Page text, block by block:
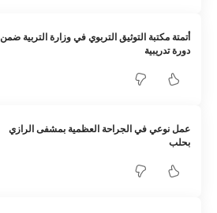
أتمتة مكتبة التوثيق التربوي في وزارة التربية ضمن
دورة تدريبية
عمل نوعي في الجراحة العظمية بمشفى الرازي
بحلب